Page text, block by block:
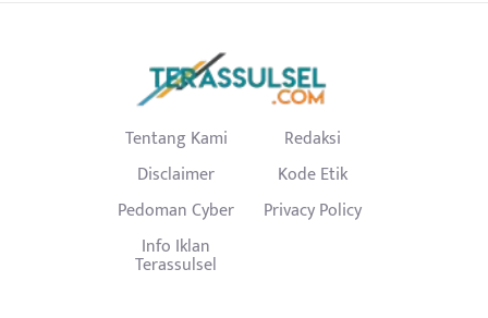
Tentang Kami
Redaksi
Disclaimer
Kode Etik
Pedoman Cyber
Privacy Policy
Info Iklan
Terassulsel